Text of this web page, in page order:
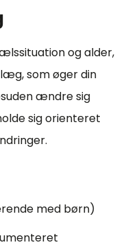
og alder,
som øger din
ændre sig
sig orienteret
med børn)